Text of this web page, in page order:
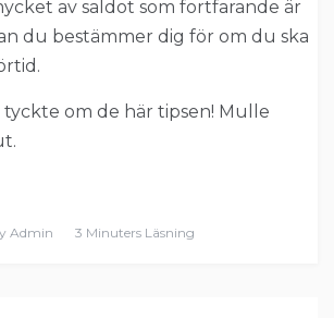
av saldot som fortfarande är
du bestämmer dig för om du ska
tyckte om de här tipsen! Mulle
Admin 3 Minuters Läsning